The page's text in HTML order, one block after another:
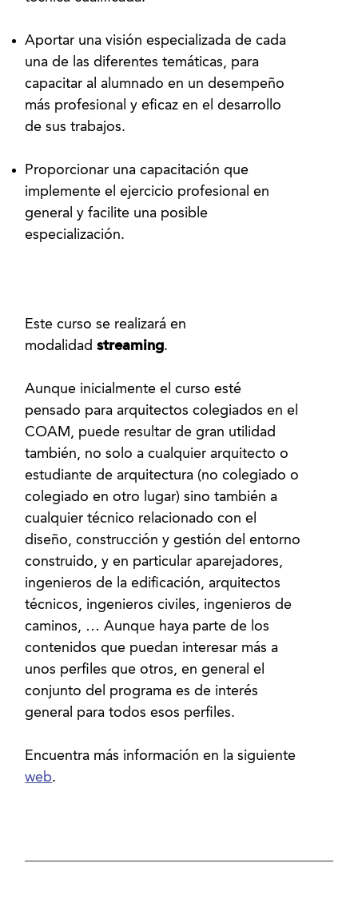
Aportar una visión especializada de cada
una de las diferentes temáticas, para
capacitar al alumnado en un desempeño
más profesional y eficaz en el desarrollo
de sus trabajos.
Proporcionar una capacitación que
implemente el ejercicio profesional en
general y facilite una posible
especialización.
Este curso se realizará en
modalidadstreaming.
Aunque inicialmente el curso esté
pensado para arquitectos colegiados en el
COAM, puede resultar de gran utilidad
también, no solo a cualquier arquitecto o
estudiante de arquitectura (no colegiado o
colegiado en otro lugar) sino también a
cualquier técnico relacionado con el
diseño, construcción y gestión del entorno
construido, y en particular aparejadores,
ingenieros de la edificación, arquitectos
técnicos, ingenieros civiles, ingenieros de
caminos, … Aunque haya parte de los
contenidos que puedan interesar más a
unos perfiles que otros, en general el
conjunto del programa es de interés
general para todos esos perfiles.
Encuentra más información en la siguiente
web.